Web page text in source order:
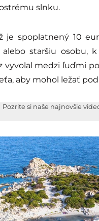
slnku.
je spoplatnený 10
staršiu osobu,
vyvolal medzi ľuďmi
aby mohol ležať
Pozrite si naše najnovšie